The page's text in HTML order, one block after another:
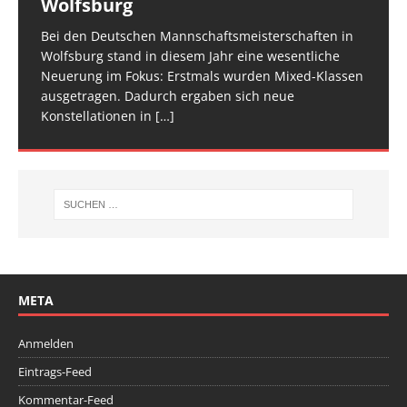
Wolfsburg
Bei den Deutschen Mannschaftsmeisterschaften in
Wolfsburg stand in diesem Jahr eine wesentliche
Neuerung im Fokus: Erstmals wurden Mixed-Klassen
ausgetragen. Dadurch ergaben sich neue
Konstellationen in […]
zwei Tage verteilt, um den Ablauf zu entzerren und
den Athletinnen und Athleten mehr Raum zu geben.
[…]
TROPHY statt und 65 Kinder und Jugendliche waren
für den Trampolin Nachwuchs konzipierte
[…]
überzeugt
Am vergangenen Wochenende traf sich die deutsche
Spitze im Trampolinturnen in Biberach an der Riß
(Baden-Württemberg) zu einem hochkarätigen
Wettkampfwochenende: Am Samstag standen die
Deutschen[…]
META
Anmelden
Eintrags-Feed
Kommentar-Feed